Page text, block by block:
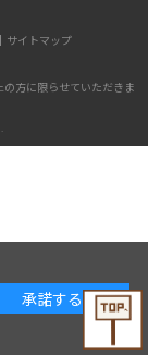
サイトマップ
方に限らせていただきま
承諾する